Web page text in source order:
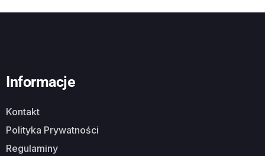
Informacje
Kontakt
Polityka Prywatności
Regulaminy